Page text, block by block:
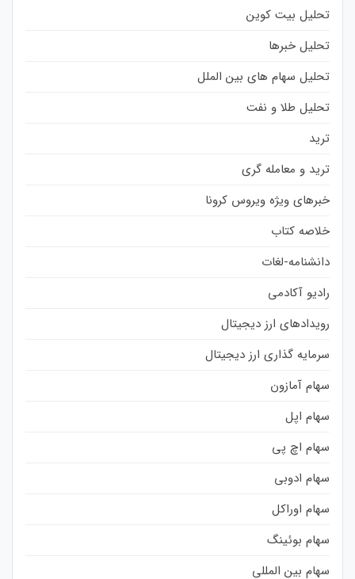
تحلیل بیت کوین
تحلیل خبرها
تحلیل سهام های بین الملل
تحلیل طلا و نفت
ترید
ترید و معامله گری
خبرهای ویژه ویروس کرونا
خلاصه کتاب
دانشنامه-لغات
رادیو آکادمی
رویدادهای ارز دیجیتال
سرمایه گذاری ارز دیجیتال
سهام آمازون
سهام اپل
سهام اچ پی
سهام ادوبی
سهام اوراکل
سهام بوئینگ
سهام بین المللی